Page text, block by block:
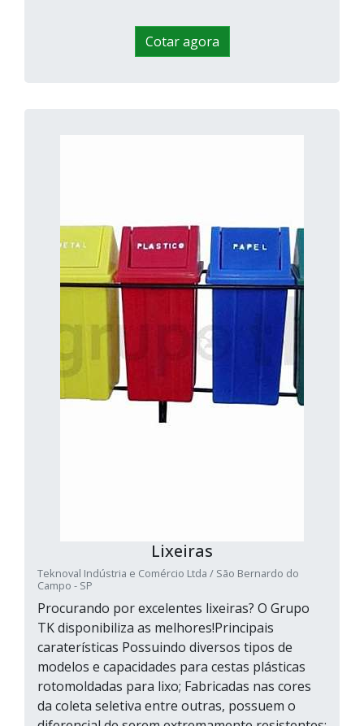
Cotar agora
Lixeiras
Teknoval Indústria e Comércio Ltda / São Bernardo do
Campo - SP
Procurando por excelentes lixeiras? O Grupo
TK disponibiliza as melhores!Principais
caraterísticas Possuindo diversos tipos de
modelos e capacidades para cestas plásticas
rotomoldadas para lixo; Fabricadas nas cores
da coleta seletiva entre outras, possuem o